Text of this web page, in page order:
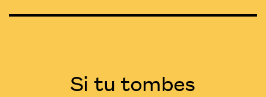
Si tu tombes